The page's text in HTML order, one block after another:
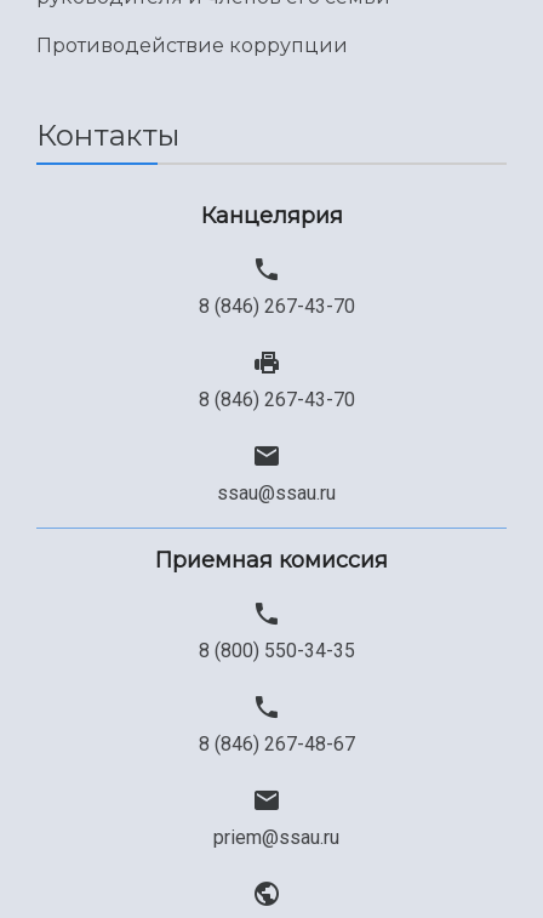
Международный межвузовский кампус
Сведения об образовательной организации
Противодействие коррупции
Контакты
Канцелярия
8 (846) 267-43-70
8 (846) 267-43-70
ssau@ssau.ru
Приемная комиссия
8 (800) 550-34-35
8 (846) 267-48-67
priem@ssau.ru